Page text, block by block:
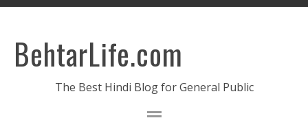
BehtarLife.com
The Best Hindi Blog for General Public